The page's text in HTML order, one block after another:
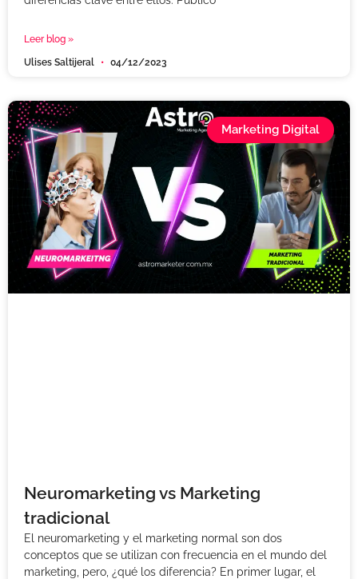
Leer blog »
Ulises Saltijeral 04/12/2023
Marketing Digital
Neuromarketing vs Marketing
tradicional
El neuromarketing y el marketing normal son dos
conceptos que se utilizan con frecuencia en el mundo del
marketing, pero, ¿qué los diferencia? En primer lugar, el